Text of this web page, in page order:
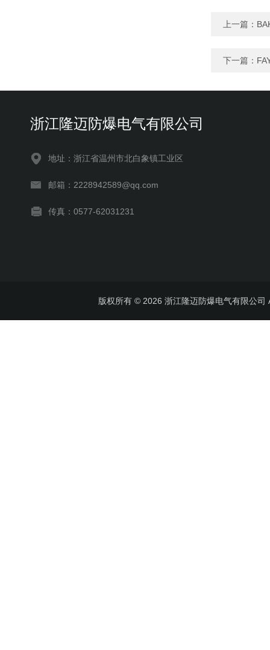
上一篇：
下一篇：
浙江隆迈防爆电气有限公司
地址：浙江省温州市北白象镇工业区
邮箱：2228942589@qq.com
传真：0577-62031231
版权所有 © 2026 浙江隆迈防爆电气有限